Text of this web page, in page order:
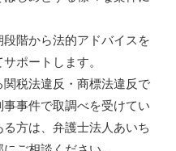
階から法的アドバイスを
ポートします。
税法違反・商標法違反で
事件で取調べを受けてい
方は、弁護士法人あいち